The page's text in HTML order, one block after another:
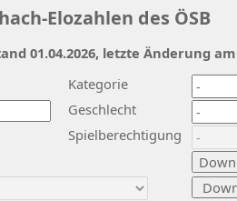
Elozahlen des ÖSB
Kategorie
Geschlecht
Spielberechtigung
01.04.2026, letzte Änderung